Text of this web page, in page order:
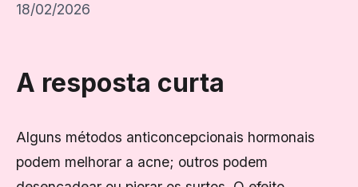
18/02/2026
A resposta curta
Alguns métodos anticoncepcionais hormonais
podem melhorar a acne; outros podem